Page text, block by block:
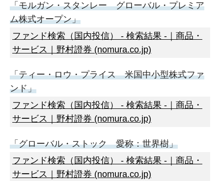
「モルガン・スタンレー グローバル・プレミア
ム株式オープン」
ファンド検索（国内投信） - 検索結果 -｜商品・
サービス｜野村證券 (nomura.co.jp)
「ティー・ロウ・プライス 米国中小型株式ファ
ンド」
ファンド検索（国内投信） - 検索結果 -｜商品・
サービス｜野村證券 (nomura.co.jp)
「グローバル・ストック 愛称：世界樹」
ファンド検索（国内投信） - 検索結果 -｜商品・
サービス｜野村證券 (nomura.co.jp)